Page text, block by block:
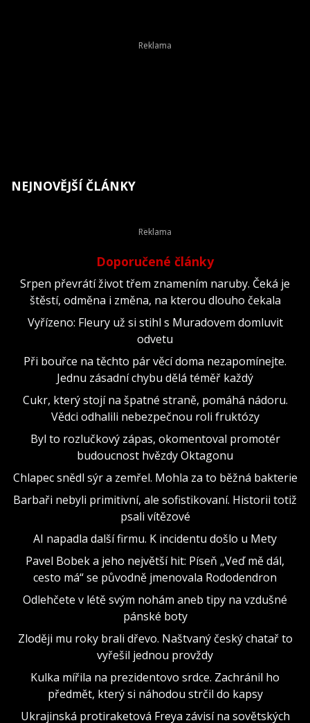
NEJNOVĚJŠÍ ČLÁNKY
Doporučené články
Srpen převrátí život třem znamením naruby. Čeká je
štěstí, odměna i změna, na kterou dlouho čekala
Vyřízeno: Fleury už si stihl s Muradovem domluvit
odvetu
Při bouřce na těchto pár věcí doma nezapomínejte.
Jednu zásadní chybu dělá téměř každý
Cukr, který stojí na špatné straně, pomáhá nádoru.
Vědci odhalili nebezpečnou roli fruktózy
Byl to rozlučkový zápas, okomentoval promotér
budoucnost hvězdy Oktagonu
Chlapec snědl sýr a zemřel. Mohla za to běžná bakterie
Barbaři nebyli primitivní, ale sofistikovaní. Historii totiž
psali vítězové
AI napadla další firmu. K incidentu došlo u Mety
Pavel Bobek a jeho největší hit: Píseň „Veď mě dál,
cesto má“ se původně jmenovala Rododendron
Odlehčete v létě svým nohám aneb tipy na vzdušné
pánské boty
Zloději mu roky brali dřevo. Naštvaný český chatař to
vyřešil jednou provždy
Kulka mířila na prezidentovo srdce. Zachránil ho
předmět, který si náhodou strčil do kapsy
Ukrajinská protiraketová Freya závisí na sovětských